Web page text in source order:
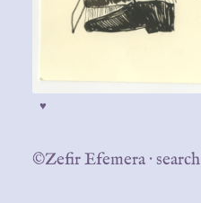
♥
©Zefir Efemera ·search